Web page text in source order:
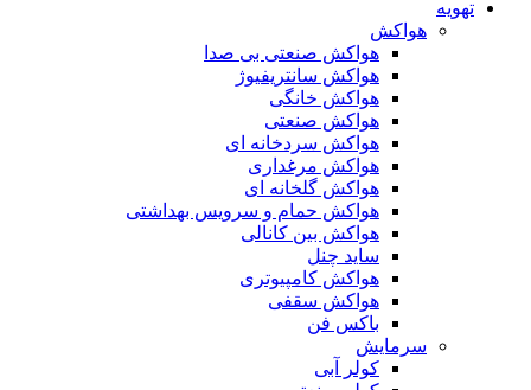
تهویه
هواکش
هواکش صنعتی بی صدا
هواکش سانتریفیوژ
هواکش خانگی
هواکش صنعتی
هواکش سردخانه ای
هواکش مرغداری
هواکش گلخانه ای
هواکش حمام و سرویس بهداشتی
هواکش بین کانالی
ساید چنل
هواکش کامپیوتری
هواکش سقفی
باکس فن
سرمایش
کولر آبی